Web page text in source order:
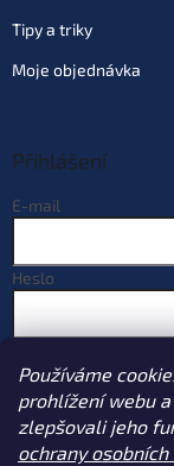
Používáme
prohlížení webu
zlepšovali jeho
ochrany osobních
Tipy a triky
Moje objednávka
Přihlášení
E-mail
Heslo
Nová registrace